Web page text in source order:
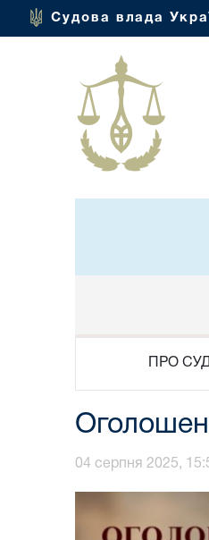
Судова влада
ПРО
04 серпня 2025,